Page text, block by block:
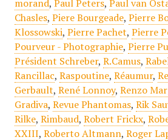
morand, Paul Peters, Paul van
Chasles, Piere Bourgeade, Pierre
Klossowski, Pierre Pachet, Pierre
Pourveur - Photographie, Pierre
Président Schreber, R.Camus,
Rancillac, Raspoutine, Réaumur,
Gerbault, René Lonnoy, Renzo
Gradiva, Revue Phantomas, Rik
Rilke, Rimbaud, Robert Frickx,
XXIII, Roberto Altmann, Roger